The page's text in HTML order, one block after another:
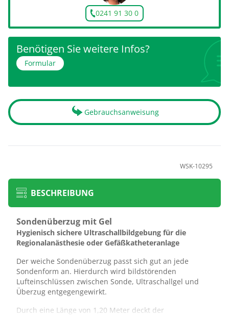
0241 91 30 0
Benötigen Sie weitere Infos?
Formular
Gebrauchsanweisung
WSK-10295
BESCHREIBUNG
Sondenüberzug mit Gel
Hygienisch sichere Ultraschallbildgebung für die
Regionalanästhesie oder Gefäßkatheteranlage
Der weiche Sondenüberzug passt sich gut an jede
Sondenform an. Hierdurch wird bildstörenden
Lufteinschlüssen zwischen Sonde, Ultraschallgel und
Überzug entgegengewirkt.
Durch eine Länge von 1,20 Meter deckt der